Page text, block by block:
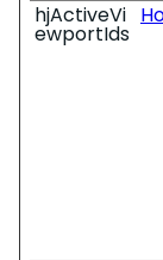
hjActiveVi
ewportIds